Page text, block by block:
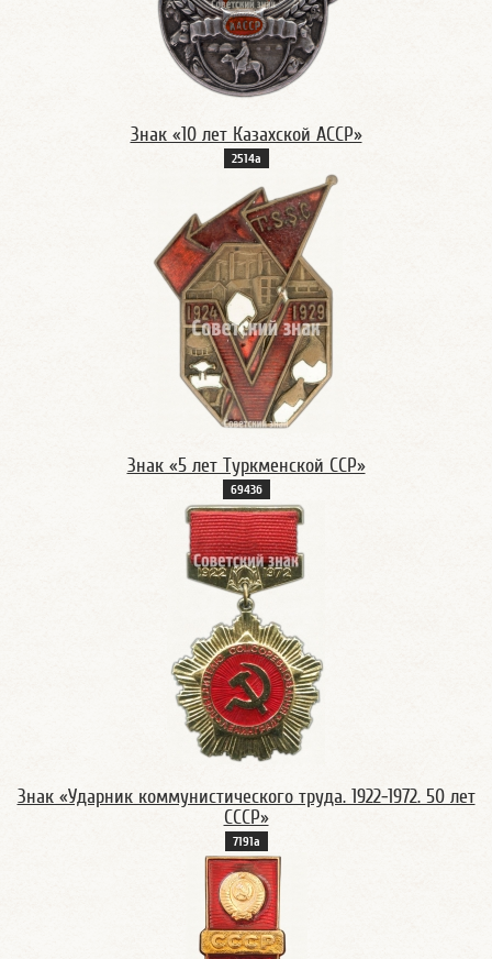
Знак «10 лет Казахской АССР»
2514а
Знак «5 лет Туркменской ССР»
6943б
Знак «Ударник коммунистического труда. 1922-1972. 50 лет
СССР»
7191а